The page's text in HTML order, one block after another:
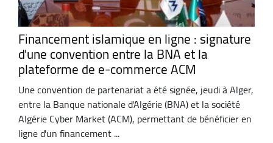
Financement islamique en ligne : signature
d'une convention entre la BNA et la
plateforme de e-commerce ACM
Une convention de partenariat a été signée, jeudi à Alger,
entre la Banque nationale d'Algérie (BNA) et la société
Algérie Cyber Market (ACM), permettant de bénéficier en
ligne d'un financement ...